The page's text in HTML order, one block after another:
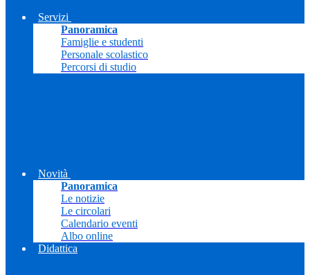
Servizi
Panoramica
Famiglie e studenti
Personale scolastico
Percorsi di studio
Novità
Panoramica
Le notizie
Le circolari
Calendario eventi
Albo online
Didattica